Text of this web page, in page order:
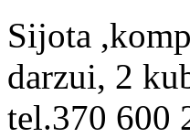
Sijota
darzui, 2
tel.370 600